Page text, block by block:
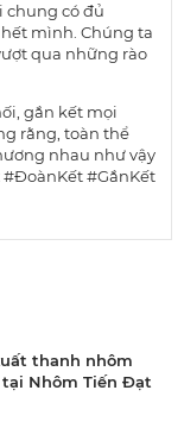
chung có đủ
mình. Chúng ta
qua những rào
gắn kết mọi
rằng, toàn thể
nhau như vậy
#ĐoànKết#GắnKết
thanh nhôm
Nhôm Tiến Đạt